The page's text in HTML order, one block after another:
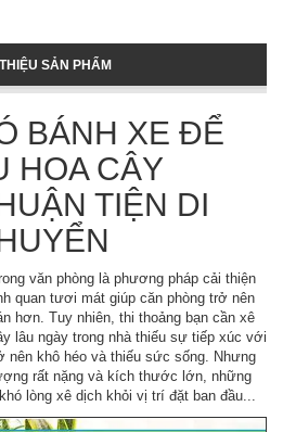
SẢN PHẨM
BÁNH XE ĐỂ
HOA CÂY
TIỆN DI
văn phòng là phương pháp cải thiện
quan tươi mát giúp căn phòng trở nên
hơn. Tuy nhiên, thi thoảng bạn cần xê
lâu ngày trong nhà thiếu sự tiếp xúc với
nên khô héo và thiếu sức sống. Nhưng
rất nặng và kích thước lớn, những
lòng xê dịch khỏi vị trí đặt ban đầu...